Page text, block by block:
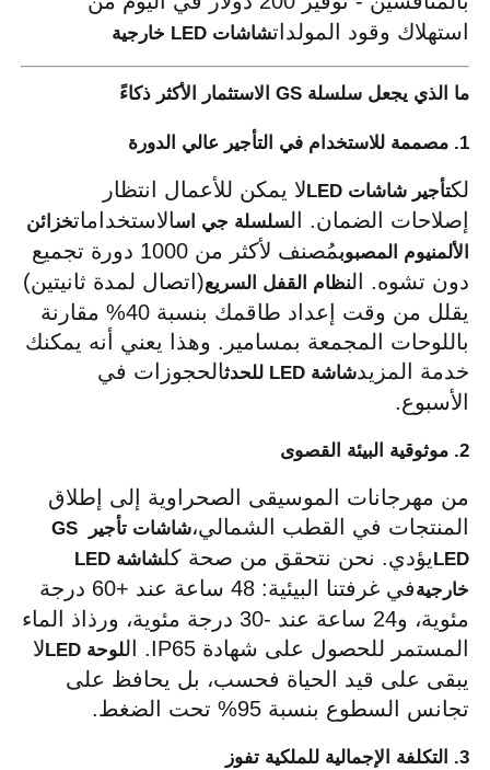
استهلاك وقود المولداتشاشات LED خارجية
ما الذي يجعل سلسلة GS الاستثمار الأكثر ذكاءً
1. مصممة للاستخدام في التأجير عالي الدورة
لكتأجير شاشات LED
إصلاحات الضمان. السلسلة جي اسالاستخدامات
الألمنيوم المصبوب
دون تشوه. النظام القفل السريع
خدمة المزيدشاشة LED للحدث
الأسبوع.
2. موثوقية البيئة القصوى
المنتجات في القطب الشمالي،
شاشات تأجير GS
LED يؤدي. نحن نتحقق من صحة كل
خارجية
المستمر للحصول على شهادة IP65. ال
لوحة LED
تجانس السطوع بنسبة 95% تحت الضغط.
3. التكلفة الإجمالية للملكية تفوز